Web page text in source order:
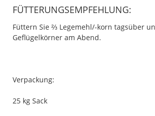
FÜTTERUNGSEMPFEHLUNG:
Füttern Sie ⅔ Legemehl/-korn tagsüber
Geflügelkörner am Abend.
Verpackung:
25 kg Sack